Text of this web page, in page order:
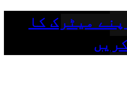
میٹرک کا